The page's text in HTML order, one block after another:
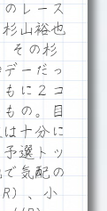
レース
山裕也
その杉
ーだっ
に２コ
の。目
十分に
選トッ
気配の
）、小